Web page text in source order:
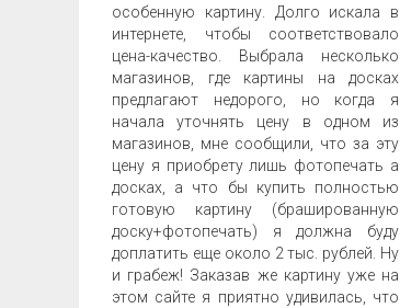
особенную картину. Долго искала в
интернете, чтобы соответствовало
цена-качество. Выбрала несколько
магазинов, где картины на досках
предлагают недорого, но когда я
начала уточнять цену в одном из
магазинов, мне сообщили, что за эту
цену я приобрету лишь фотопечать а
досках, а что бы купить полностью
готовую картину (брашированную
доску+фотопечать) я должна буду
доплатить еще около 2 тыс. рублей. Ну
и грабеж! Заказав же картину уже на
этом сайте я приятно удивилась, что